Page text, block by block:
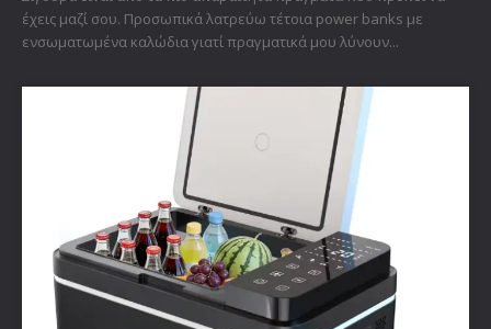
έχεις μαζί σου. Προσωπικά λατρεύω τέτοια power banks με
ενσωματωμένα καλώδια γιατί πραγματικά μου λύνουν...